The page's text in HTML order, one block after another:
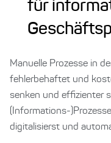
für
Manuelle Prozesse in
fehlerbehaftet und
senken und effizienter
(Informations-
digitalisierst und